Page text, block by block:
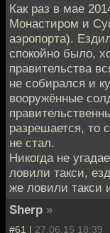
Как раз в мае
Монастиром и
аэропорта).
спокойно было,
правительства
не собирался и
вооружённые
разрешается, то
не стал.
Никогда не
ловили такси,
же ловили такси
Sherp »
#61 | 27.06.15 18:39